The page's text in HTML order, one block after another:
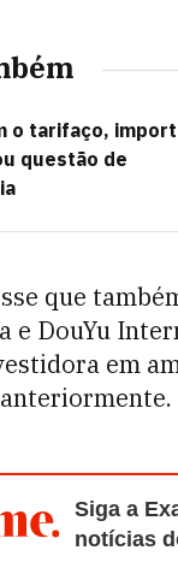
o tarifaço,
questão de
que
e DouYu
em
Siga a
notícias